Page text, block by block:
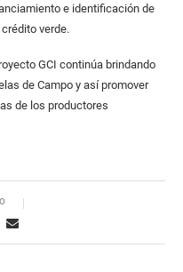
e identificación de
verde.
GCI continúa brindando
de Campo y así promover
de los productores